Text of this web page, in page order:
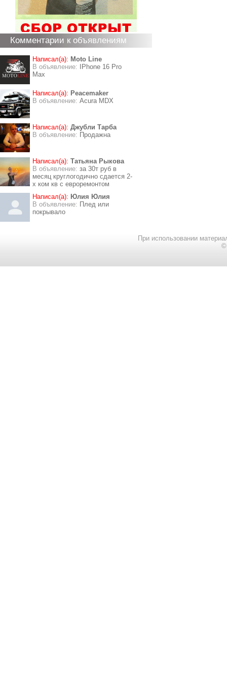
Комментарии к объявлениям
Написал(а): Moto Line
В объявление:
IPhone 16 Pro
Max
Написал(а): Peacemaker
В объявление: Acura MDX
Написал(а): Джубли Тарба
В объявление: Продажна
Написал(а): Татьяна Рыкова
В объявление: за 30т руб в
месяц круглогодично сдается 2-
х ком кв с евроремонтом
Написал(а): Юлия Юлия
В объявление: Плед или
покрывало
При использовании